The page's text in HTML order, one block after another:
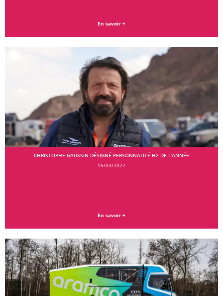
En savoir +
CHRISTOPHE GAUSSIN DÉSIGNÉ PERSONNALITÉ H2 DE L’ANNÉE
15/03/2022
En savoir +